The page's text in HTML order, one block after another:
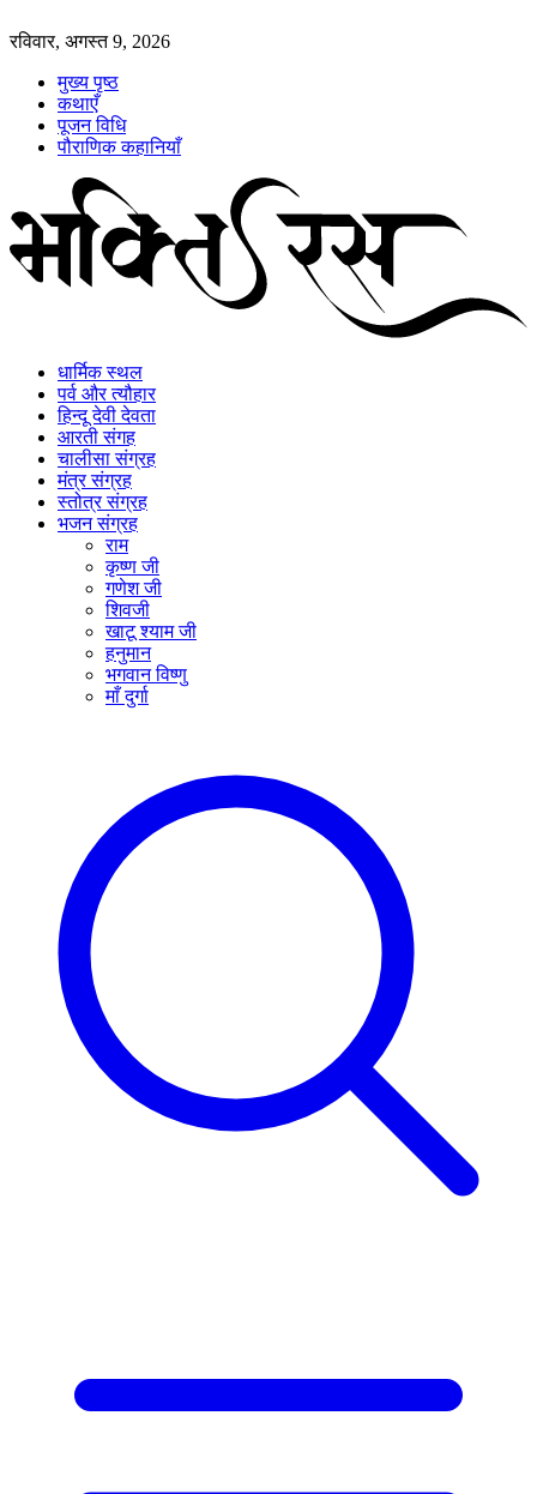
रविवार, अगस्त 9, 2026
मुख्य पृष्ठ
कथाएँ
पूजन विधि
पौराणिक कहानियाँ
धार्मिक स्थल
पर्व और त्यौहार
हिन्दू देवी देवता
आरती संगह
चालीसा संग्रह
मंत्र संग्रह
स्तोत्र संग्रह
भजन संग्रह
राम
कृष्ण जी
गणेश जी
शिवजी
खाटू श्याम जी
हनुमान
भगवान विष्णु
माँ दुर्गा